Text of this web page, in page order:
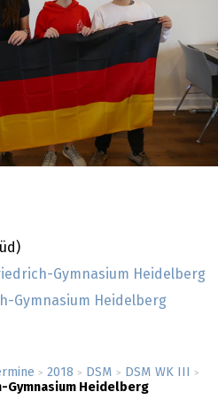
> 2018 > DSM > DSM WK III >
Gymnasium Heidelberg
Gymnasium Heidelberg
Gymnasium Heidelberg